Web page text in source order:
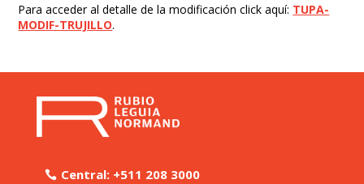
Para acceder al detalle de la modificación click aquí: TUPA-
MODIF-TRUJILLO.
Central: +511 208 3000